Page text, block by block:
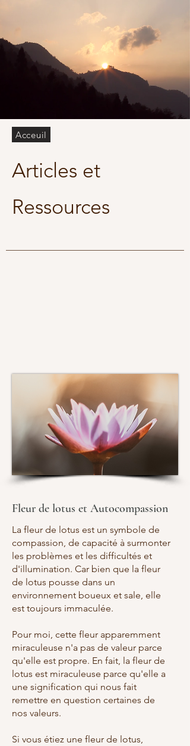
Acceuil
Articles et
Ressources
Fleur de lotus et Autocompassion
La fleur de lotus est un symbole de
compassion, de capacité à surmonter
les problèmes et les difficultés et
d'illumination. Car bien que la fleur
de lotus pousse dans un
environnement boueux et sale, elle
est toujours immaculée.
Pour moi, cette fleur apparemment
miraculeuse n'a pas de valeur parce
qu'elle est propre. En fait, la fleur de
lotus est miraculeuse parce qu'elle a
une signification qui nous fait
remettre en question certaines de
nos valeurs.
Si vous étiez une fleur de lotus,